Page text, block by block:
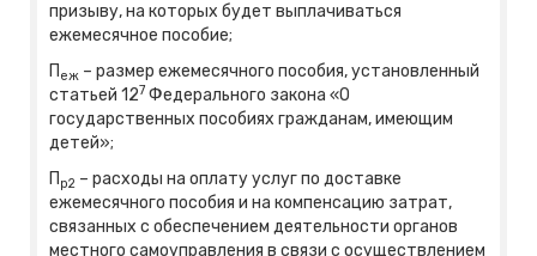
призыву, на которых будет выплачиваться
ежемесячное пособие;
П еж – размер ежемесячного пособия, установленный
статьей 127 Федерального закона «О
государственных пособиях гражданам, имеющим
детей»;
П р2 – расходы на оплату услуг по доставке
ежемесячного пособия и на компенсацию затрат,
связанных с обеспечением деятельности органов
местного самоуправления в связи с осуществлением